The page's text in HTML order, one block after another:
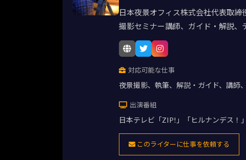
日本夜景オフィス株式会社代表取
撮影セミナー講師、ガイド・解説、
対応可能な仕事
夜景撮影、執筆、解説・ガイド、講師
出演番組
日本テレビ「ZIP!」「ヒルナンデス！
このライターに仕事を依頼する